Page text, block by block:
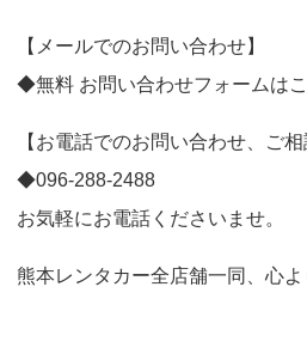
【メールでのお問い合わせ】
◆無料 お問い合わせフォームは
【お電話でのお問い合わせ、ご相
◆096-288-2488
お気軽にお電話くださいませ。
熊本レンタカー全店舗一同、心よ